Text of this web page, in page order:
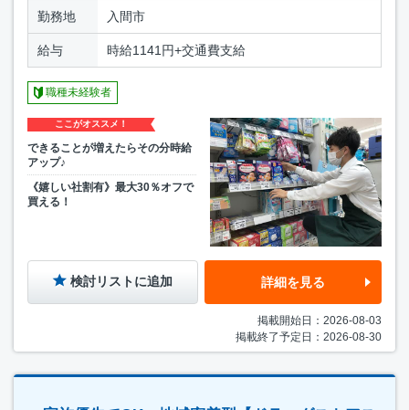
勤務地 入間市
給与 時給1141円+交通費支給
職種未経験者
ここがオススメ！
できることが増えたらその分時給
アップ♪
《嬉しい社割有》最大30％オフで
買える！
検討リストに追加 詳細を見る
掲載開始日：2026-08-03
掲載終了予定日：2026-08-30